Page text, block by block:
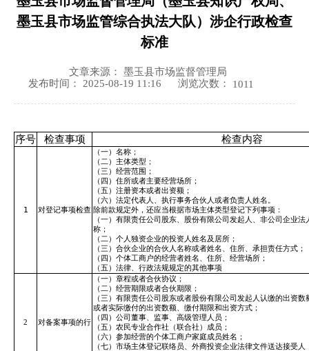
墨玉县市场监管综合执法大队）涉企行政检查
标准
文章来源： 墨玉县市场监督管理局
发布时间： 2025-08-19 11:16
浏览次数： 1011
序号 检查事项 检查内容
1 对登记事项检查
（一）名称；
（二）主体类型；
（三）经营范围；
（四）住所或者主要经营场所；
（五）注册资本或者出资额；
（六）法定代表人、执行事务合伙人或者负责人姓名。
除前款规定外，还应当根据市场主体类型登记下列事项：
（一）有限责任公司股东、股份有限公司发起人、非公司企业
称；
（二）个人独资企业的投资人姓名及居所；
（三）合伙企业的合伙人名称或者姓名、住所、承担责任方式；
（四）个体工商户的经营者姓名、住所、经营场所；
（五）法律、行政法规规定的其他事项
2 对备案事项的行
（一）章程或者合伙协议；
（二）经营期限或者合伙期限；
（三）有限责任公司股东或者股份有限公司发起人认缴的出资
或者实际缴付的出资数额、缴付期限和出资方式；
（四）公司董事、监事、高级管理人员；
（五）农民专业合作社（联合社）成员；
（六）参加经营的个体工商户家庭成员姓名；
（七）市场主体登记联络员、外商投资企业法律文件送达接受人